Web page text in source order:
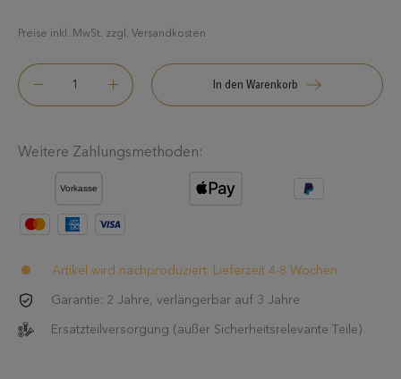
Preise inkl. MwSt. zzgl. Versandkosten
In den Warenkorb
Weitere Zahlungsmethoden:
Artikel wird nachproduziert. Lieferzeit 4-8 Wochen
Garantie: 2 Jahre, verlängerbar auf 3 Jahre
Ersatzteilversorgung (außer Sicherheitsrelevante Teile)